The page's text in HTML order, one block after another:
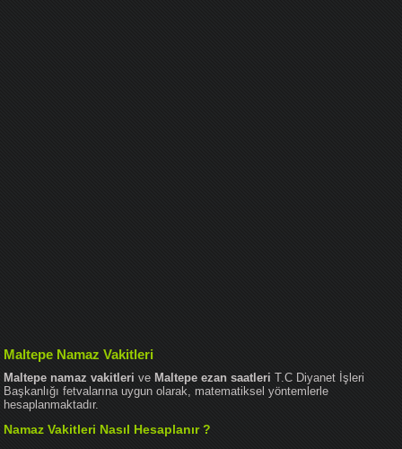
Maltepe Namaz Vakitleri
Maltepe namaz vakitleri ve Maltepe ezan saatleri T.C Diyanet İşleri
Başkanlığı fetvalarına uygun olarak, matematiksel yöntemlerle
hesaplanmaktadır.
Namaz Vakitleri Nasıl Hesaplanır ?